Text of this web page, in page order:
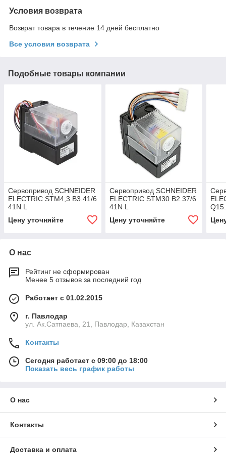
Условия возврата
Возврат товара в течение 14 дней бесплатно
Все условия возврата
Подобные товары компании
Сервопривод SCHNEIDER
ELECTRIC STM4,3 B3.41/6
41N L
Цену уточняйте
Сервопривод SCHNEIDER
ELECTRIC STM30 B2.37/6
41N L
Цену уточняйте
О нас
Рейтинг не сформирован
Менее 5 отзывов за последний год
Работает с 01.02.2015
г. Павлодар
ул. Ак.Сатпаева, 21, Павлодар, Казахстан
Контакты
Сегодня работает с 09:00 до 18:00
Показать весь график работы
О нас
Контакты
Доставка и оплата